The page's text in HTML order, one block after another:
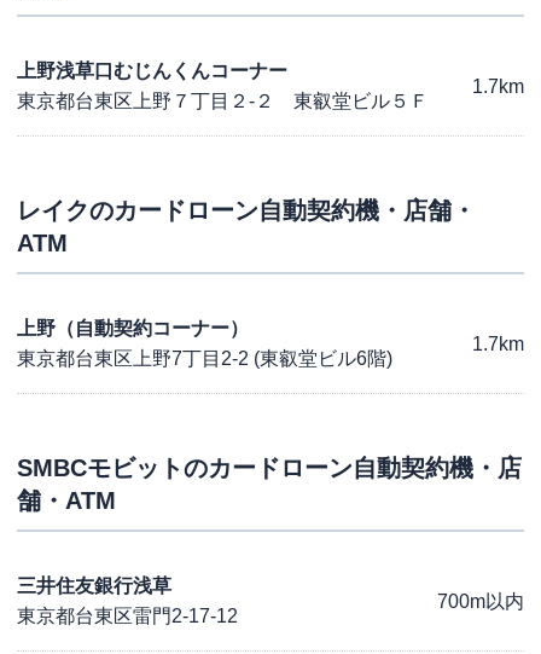
上野浅草口むじんくんコーナー
東京都台東区上野７丁目２-２ 東叡堂ビル５Ｆ
1.7km
レイクのカードローン自動契約機・店舗・
ATM
上野（自動契約コーナー）
東京都台東区上野7丁目2-2 (東叡堂ビル6階)
1.7km
SMBCモビットのカードローン自動契約機・店
舗・ATM
三井住友銀行浅草
東京都台東区雷門2-17-12
700m以内